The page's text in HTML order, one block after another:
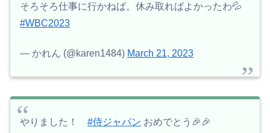
そろそろ仕事に行かねば。休み取ればよかったわ💦
#WBC2023
— かれん (@karen1484) March 21, 2023
やりました！ #侍ジャパン おめでとう🎉🎉